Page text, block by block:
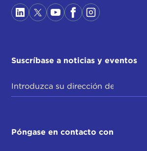
Suscríbase a noticias y eventos
Póngase en contacto con